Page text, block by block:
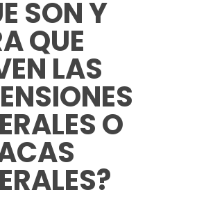
SON Y
QUE
LAS
O